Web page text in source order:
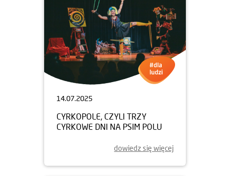
14.07.2025
CYRKOPOLE, CZYLI TRZY
CYRKOWE DNI NA PSIM POLU
dowiedz się więcej